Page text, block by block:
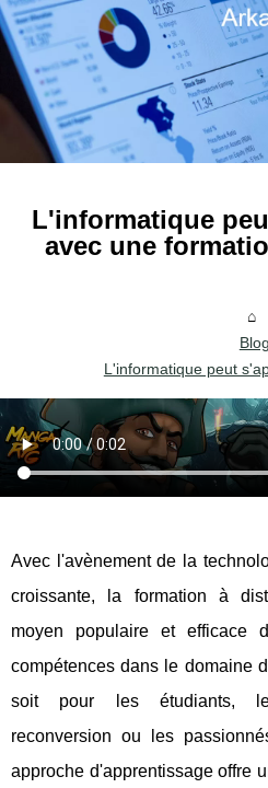
L'informatique
avec une
Blog
L'informatique peut
Avec l'avènement de la
croissante, la formation à
moyen populaire et efficace
compétences dans le domaine
soit pour les étudiants,
reconversion ou les
approche d'apprentissage offre